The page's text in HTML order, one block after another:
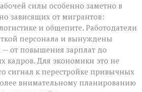
силы особенно заметно в
зависящих от мигрантов:
и общепите. Работодатели
персонала и вынуждены
— от повышения зарплат до
кадров. Для экономики это не
сигнал к перестройке привычных
внимательному планированию